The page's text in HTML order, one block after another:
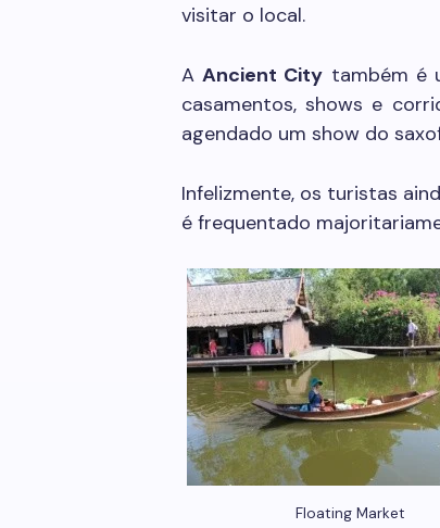
visitar o local.
AAncient City também é
casamentos, shows e
agendado um show do
Infelizmente, os turistas
é frequentado
Floating Market